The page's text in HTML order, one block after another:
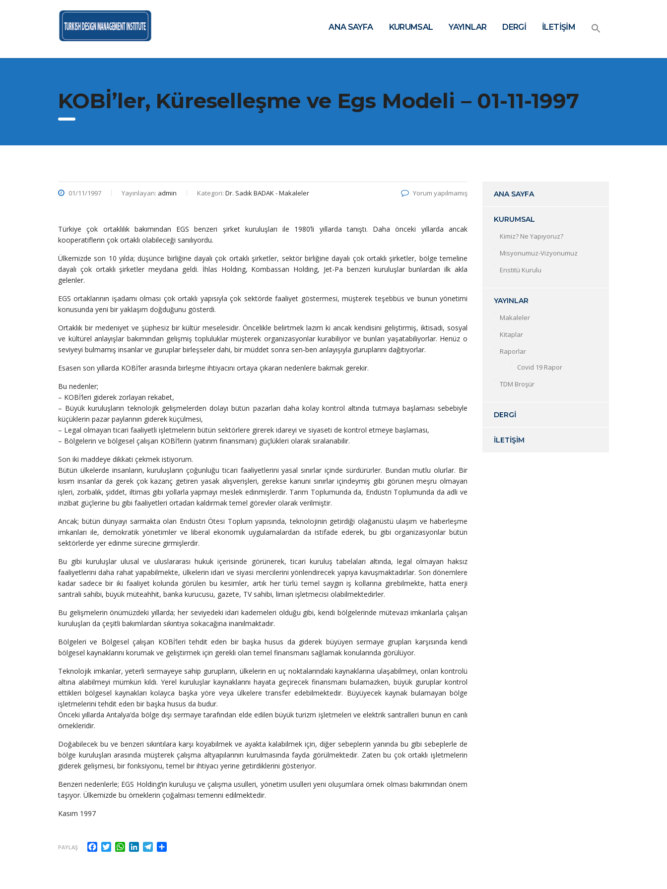
ANA SAYFA KURUMSAL YAYINLAR DERGİ İLETİŞİM
KOBİ’ler, Küreselleşme ve Egs Modeli – 01-11-1997
01/11/1997 Yayınlayan: admin Kategori: Dr. Sadık BADAK - Makaleler Yorum yapılmamış
Türkiye çok ortaklılık bakımından EGS benzeri şirket kuruluşları ile 1980’li yıllarda tanıştı. Daha önceki yıllarda ancak
kooperatiflerin çok ortaklı olabileceği sanılıyordu.
Ülkemizde son 10 yılda; düşünce birliğine dayalı çok ortaklı şirketler, sektör birliğine dayalı çok ortaklı şirketler, bölge temeline
dayalı çok ortaklı şirketler meydana geldi. İhlas Holding, Kombassan Holding, Jet-Pa benzeri kuruluşlar bunlardan ilk akla
gelenler.
EGS ortaklarının işadamı olması çok ortaklı yapısıyla çok sektörde faaliyet göstermesi, müşterek teşebbüs ve bunun yönetimi
konusunda yeni bir yaklaşım doğduğunu gösterdi.
Ortaklık bir medeniyet ve şüphesiz bir kültür meselesidir. Öncelikle belirtmek lazım ki ancak kendisini geliştirmiş, iktisadi, sosyal
ve kültürel anlayışlar bakımından gelişmiş topluluklar müşterek organizasyonlar kurabiliyor ve bunları yaşatabiliyorlar. Henüz o
seviyeyi bulmamış insanlar ve guruplar birleşseler dahi, bir müddet sonra sen-ben anlayışıyla guruplarını dağıtıyorlar.
Esasen son yıllarda KOBİ’ler arasında birleşme ihtiyacını ortaya çıkaran nedenlere bakmak gerekir.
Bu nedenler;
– KOBİ’leri giderek zorlayan rekabet,
– Büyük kuruluşların teknolojik gelişmelerden dolayı bütün pazarları daha kolay kontrol altında tutmaya başlaması sebebiyle
küçüklerin pazar paylarının giderek küçülmesi,
– Legal olmayan ticari faaliyetli işletmelerin bütün sektörlere girerek idareyi ve siyaseti de kontrol etmeye başlaması,
– Bölgelerin ve bölgesel çalışan KOBİ’lerin (yatırım finansmanı) güçlükleri olarak sıralanabilir.
Son iki maddeye dikkati çekmek istiyorum.
Bütün ülkelerde insanların, kuruluşların çoğunluğu ticari faaliyetlerini yasal sınırlar içinde sürdürürler. Bundan mutlu olurlar. Bir
kısım insanlar da gerek çok kazanç getiren yasak alışverişleri, gerekse kanuni sınırlar içindeymiş gibi görünen meşru olmayan
işleri, zorbalık, şiddet, iltimas gibi yollarla yapmayı meslek edinmişlerdir. Tarım Toplumunda da, Endüstri Toplumunda da adli ve
inzibat güçlerine bu gibi faaliyetleri ortadan kaldırmak temel görevler olarak verilmiştir.
Ancak; bütün dünyayı sarmakta olan Endüstri Ötesi Toplum yapısında, teknolojinin getirdiği olağanüstü ulaşım ve haberleşme
imkanları ile, demokratik yönetimler ve liberal ekonomik uygulamalardan da istifade ederek, bu gibi organizasyonlar bütün
sektörlerde yer edinme sürecine girmişlerdir.
Bu gibi kuruluşlar ulusal ve uluslararası hukuk içerisinde görünerek, ticari kuruluş tabelaları altında, legal olmayan haksız
faaliyetlerini daha rahat yapabilmekte, ülkelerin idari ve siyasi mercilerini yönlendirecek yapıya kavuşmaktadırlar. Son dönemlere
kadar sadece bir iki faaliyet kolunda görülen bu kesimler, artık her türlü temel saygın iş kollarına girebilmekte, hatta enerji
santrali sahibi, büyük müteahhit, banka kurucusu, gazete, TV sahibi, liman işletmecisi olabilmektedirler.
Bu gelişmelerin önümüzdeki yıllarda; her seviyedeki idari kademeleri olduğu gibi, kendi bölgelerinde mütevazi imkanlarla çalışan
kuruluşları da çeşitli bakımlardan sıkıntıya sokacağına inanılmaktadır.
Bölgeleri ve Bölgesel çalışan KOBİ’leri tehdit eden bir başka husus da giderek büyüyen sermaye grupları karşısında kendi
bölgesel kaynaklarını korumak ve geliştirmek için gerekli olan temel finansmanı sağlamak konularında görülüyor.
Teknolojik imkanlar, yeterli sermayeye sahip gurupların, ülkelerin en uç noktalarındaki kaynaklarına ulaşabilmeyi, onları kontrolü
altına alabilmeyi mümkün kıldı. Yerel kuruluşlar kaynaklarını hayata geçirecek finansmanı bulamazken, büyük guruplar kontrol
ettikleri bölgesel kaynakları kolayca başka yöre veya ülkelere transfer edebilmektedir. Büyüyecek kaynak bulamayan bölge
işletmelerini tehdit eden bir başka husus da budur.
Önceki yıllarda Antalya’da bölge dışı sermaye tarafından elde edilen büyük turizm işletmeleri ve elektrik santralleri bunun en canlı
örnekleridir.
Doğabilecek bu ve benzeri sıkıntılara karşı koyabilmek ve ayakta kalabilmek için, diğer sebeplerin yanında bu gibi sebeplerle de
bölge kuruluşları arasında müşterek çalışma altyapılarının kurulmasında fayda görülmektedir. Zaten bu çok ortaklı işletmelerin
giderek gelişmesi, bir fonksiyonu, temel bir ihtiyacı yerine getirdiklerini gösteriyor.
Benzeri nedenlerle; EGS Holding’in kuruluşu ve çalışma usulleri, yönetim usulleri yeni oluşumlara örnek olması bakımından önem
taşıyor. Ülkemizde bu örneklerin çoğalması temenni edilmektedir.
Kasım 1997
PAYLAŞ Facebook
TwitterWhatsApp
LinkedInTelegram
ANA SAYFA
KURUMSAL
Kimiz? Ne Yapıyoruz?
Misyonumuz-Vizyonumuz
Enstitü Kurulu
YAYINLAR
Makaleler
Kitaplar
Raporlar
Covid 19 Rapor
TDM Broşür
DERGİ
İLETİŞİM